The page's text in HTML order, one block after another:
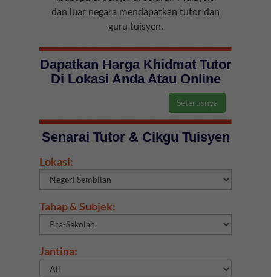
dan luar negara mendapatkan tutor dan
guru tuisyen.
Dapatkan Harga Khidmat Tutor
Di Lokasi Anda Atau Online
Senarai Tutor & Cikgu Tuisyen
Lokasi:
Tahap & Subjek:
Jantina: